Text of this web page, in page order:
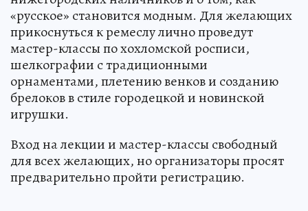
«русское» становится модным. Для желающих
прикоснуться к ремеслу лично проведут
мастер-классы по хохломской росписи,
шелкографии с традиционными
орнаментами, плетению венков и созданию
брелоков в стиле городецкой и новинской
игрушки.
Вход на лекции и мастер-классы свободный
для всех желающих, но организаторы просят
предварительно пройти регистрацию.